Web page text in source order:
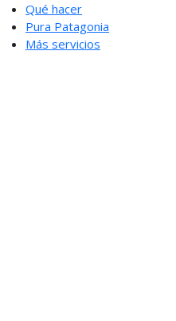
Qué hacer
Pura Patagonia
Más servicios